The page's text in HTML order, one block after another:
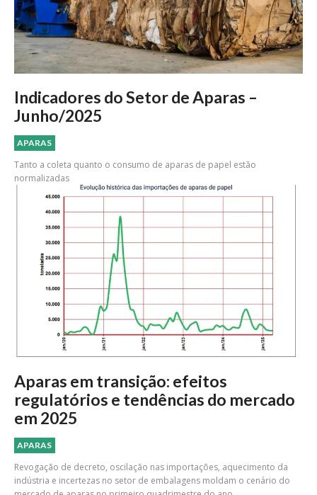
Indicadores do Setor de Aparas –
Junho/2025
APARAS
Tanto a coleta quanto o consumo de aparas de papel estão
normalizadas
Aparas em transição: efeitos
regulatórios e tendências do mercado
em 2025
APARAS
Revogação de decreto, oscilação nas importações, aquecimento da
indústria e incertezas no setor de embalagens moldam o cenário do